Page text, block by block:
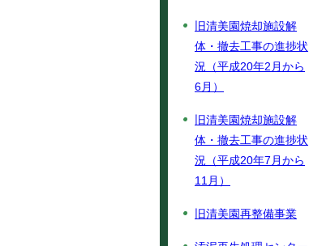
旧清美園焼却施設解
体・撤去工事の進捗状
況（平成20年2月から
6月）
旧清美園焼却施設解
体・撤去工事の進捗状
況（平成20年7月から
11月）
旧清美園再整備事業